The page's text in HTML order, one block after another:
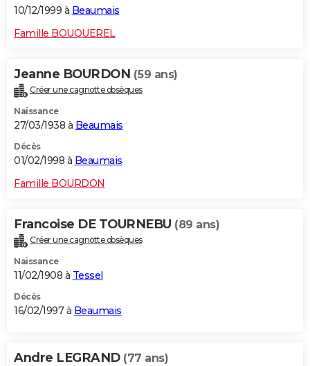
10/12/1999 à Beaumais
Famille BOUQUEREL
Jeanne BOURDON (59 ans)
Créer une cagnotte obsèques
Naissance
27/03/1938 à Beaumais
Décès
01/02/1998 à Beaumais
Famille BOURDON
Francoise DE TOURNEBU (89 ans)
Créer une cagnotte obsèques
Naissance
11/02/1908 à Tessel
Décès
16/02/1997 à Beaumais
Andre LEGRAND (77 ans)